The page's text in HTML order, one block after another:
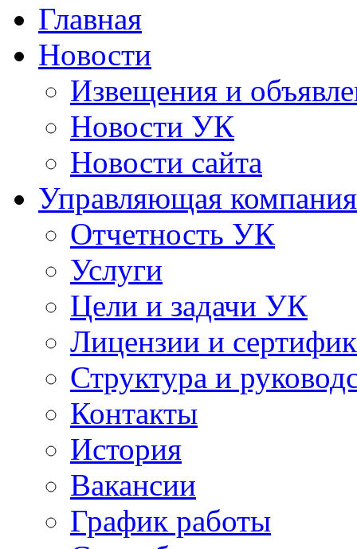
Главная
Новости
Извещения и
Новости УК
Новости сайта
Управляющая компания
Отчетность УК
Услуги
Цели и задачи УК
Лицензии и
Структура и
Контакты
История
Вакансии
График работы